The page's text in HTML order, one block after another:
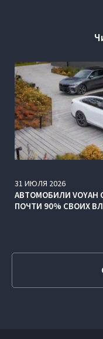
31 ИЮЛЯ 2026
АВТОМОБИЛИ
ПОЧТИ 90% СВОИХ